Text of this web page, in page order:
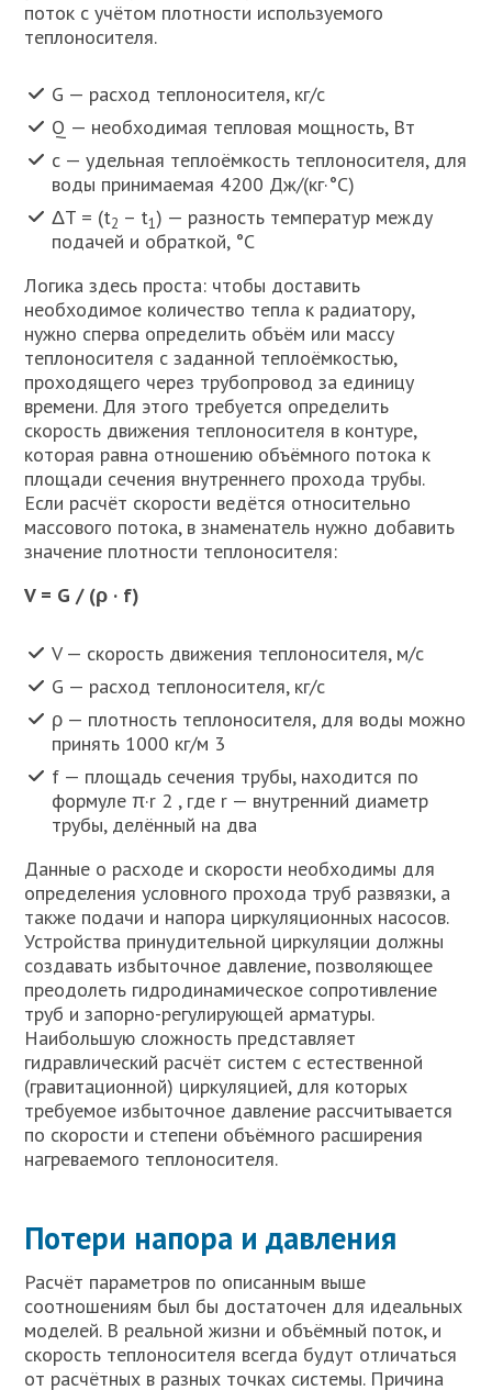
поток с учётом плотности используемого
теплоносителя.
G — расход теплоносителя, кг/с
Q — необходимая тепловая мощность, Вт
c — удельная теплоёмкость теплоносителя, для
воды принимаемая 4200 Дж/(кг·°С)
ΔT = (t2 – t1) — разность температур между
подачей и обраткой, °С
Логика здесь проста: чтобы доставить
необходимое количество тепла к радиатору,
нужно сперва определить объём или массу
теплоносителя с заданной теплоёмкостью,
проходящего через трубопровод за единицу
времени. Для этого требуется определить
скорость движения теплоносителя в контуре,
которая равна отношению объёмного потока к
площади сечения внутреннего прохода трубы.
Если расчёт скорости ведётся относительно
массового потока, в знаменатель нужно добавить
значение плотности теплоносителя:
V = G / (ρ · f)
V — скорость движения теплоносителя, м/с
G — расход теплоносителя, кг/с
ρ — плотность теплоносителя, для воды можно
принять 1000 кг/м 3
f — площадь сечения трубы, находится по
формуле π­·r 2 , где r — внутренний диаметр
трубы, делённый на два
Данные о расходе и скорости необходимы для
определения условного прохода труб развязки, а
также подачи и напора циркуляционных насосов.
Устройства принудительной циркуляции должны
создавать избыточное давление, позволяющее
преодолеть гидродинамическое сопротивление
труб и запорно-регулирующей арматуры.
Наибольшую сложность представляет
гидравлический расчёт систем с естественной
(гравитационной) циркуляцией, для которых
требуемое избыточное давление рассчитывается
по скорости и степени объёмного расширения
нагреваемого теплоносителя.
Потери напора и давления
Расчёт параметров по описанным выше
соотношениям был бы достаточен для идеальных
моделей. В реальной жизни и объёмный поток, и
скорость теплоносителя всегда будут отличаться
от расчётных в разных точках системы. Причина